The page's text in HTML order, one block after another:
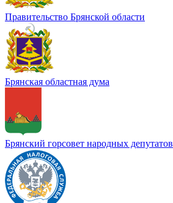
Правительство Брянской области
Брянская областная дума
Брянский горсовет народных депутатов